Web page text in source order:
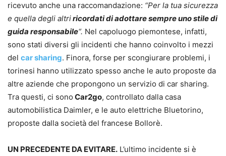
ricevuto anche una raccomandazione: “Per la tua sicurezza
e quella degli altriricordati di adottare sempre uno stile di
guida responsabile“. Nel capoluogo piemontese, infatti,
sono stati diversi gli incidenti che hanno coinvolto i mezzi
del car sharing. Finora, forse per scongiurare problemi, i
torinesi hanno utilizzato spesso anche le auto proposte da
altre aziende che propongono un servizio di car sharing.
Tra questi, ci sono Car2go, controllato dalla casa
automobilistica Daimler, e le auto elettriche Bluetorino,
proposte dalla società del francese Bollorè.
UN PRECEDENTE DA EVITARE. L’ultimo incidente si è